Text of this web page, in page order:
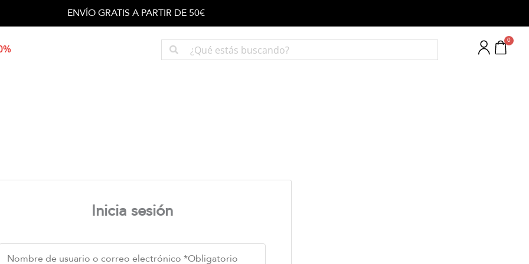
ENVÍO GRATIS A PARTIR DE 50€
Inicia sesión